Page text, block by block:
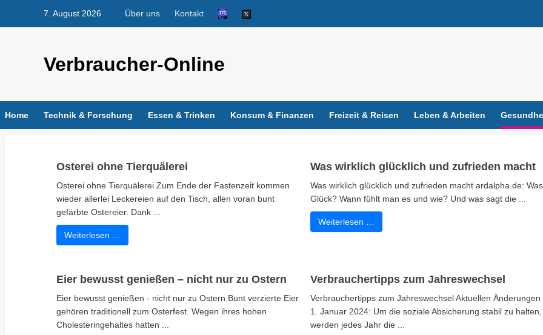
7. August 2026 Über uns Kontakt
Verbraucher-Online
Home Technik & Forschung Essen & Trinken Konsum & Finanzen Freizeit & Reisen Leben & Arbeiten
Osterei ohne Tierquälerei
Osterei ohne Tierquälerei Zum Ende der Fastenzeit kommen
wieder allerlei Leckereien auf den Tisch, allen voran bunt
gefärbte Ostereier. Dank ...
Weiterlesen …
Was wirklich glücklich und zufrieden macht
Was wirklich glücklich und zufrieden macht ardalpha.de:
Glück? Wann fühlt man es und wie? Und was sagt die ...
Weiterlesen …
Eier bewusst genießen – nicht nur zu Ostern
Eier bewusst genießen - nicht nur zu Ostern Bunt verzierte Eier
gehören traditionell zum Osterfest. Wegen ihres hohen
Cholesteringehaltes hatten ...
Verbrauchertipps zum Jahreswechsel
Verbrauchertipps zum Jahreswechsel Aktuellen Änderungen
1. Januar 2024: Um die soziale Absicherung stabil zu halten,
werden jedes Jahr die ...